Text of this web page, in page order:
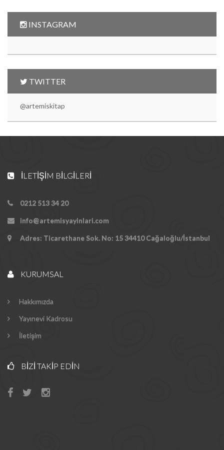
INSTAGRAM
TWITTER
@artemiskitap
İLETIŞIM BILGILERI
0212 513 34 20
info@artemisyayinlari.com
Adres: Ticarethane Sok. No: 15 34410 Cağaloğlu/İstanbul
KURUMSAL
Hakkımızda
Yayınevi Kadrosu
İletişim
BIZI TAKIP EDIN